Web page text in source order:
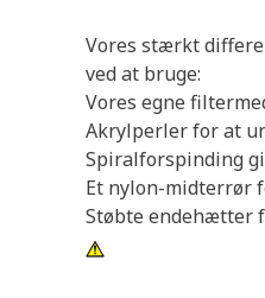
Vores stærkt
ved at bruge:
Vores egne
Akrylperler for at
Spiralforspinding
Et nylon-midterrør
Støbte endehætter